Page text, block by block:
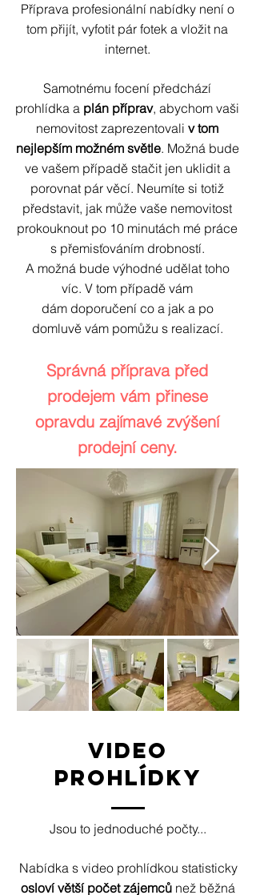
Příprava profesionální nabídky není o
tom přijít, vyfotit pár fotek a vložit na
internet.
Samotnému focení předchází
prohlídka a plán příprav, abychom vaši
nemovitost zaprezentovali v tom
nejlepším možném světle. Možná bude
ve vašem případě stačit jen uklidit a
porovnat pár věcí. Neumíte si totiž
představit, jak může vaše nemovitost
prokouknout po 10 minutách mé práce
s přemisťováním drobností.
A možná bude výhodné udělat toho
víc. V tom případě vám
dám doporučení co a jak a po
domluvě vám pomůžu s realizací.
Správná příprava před
prodejem vám přinese
opravdu zajímavé zvýšení
prodejní ceny.
VIDEO
PROHLÍDKY
Jsou to jednoduché počty...
Nabídka s video prohlídkou statisticky
osloví větší počet zájemců než běžná